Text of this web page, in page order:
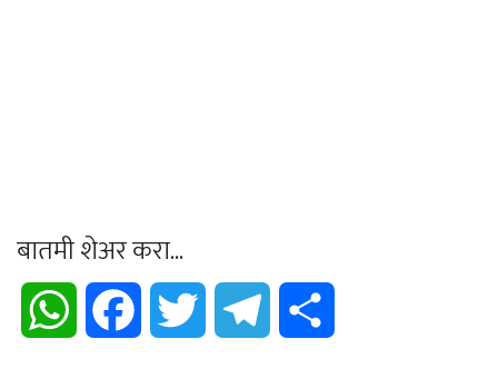
बातमी शेअर करा...
WhatsApp Facebook Twitter Telegram